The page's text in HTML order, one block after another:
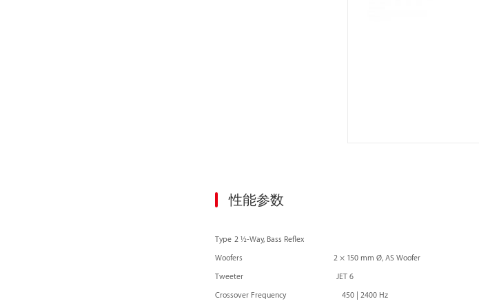
性能参数
Type 2 ½-Way, Bass Reflex
Woofers 2 × 150 mm Ø, AS Woofer
Tweeter JET 6
Crossover Frequency 450 | 2400 Hz